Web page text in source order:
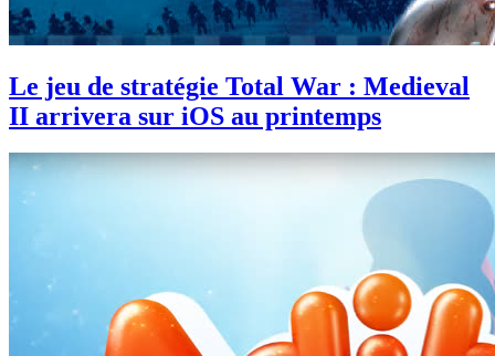
Le jeu de stratégie Total War : Medieval
II arrivera sur iOS au printemps